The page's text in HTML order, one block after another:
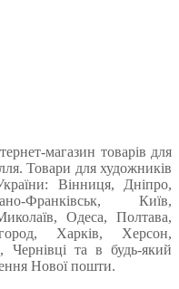
магазин товарів для
Товари для художників
Вінниця, Дніпро,
Франківськ, Київ,
Одеса, Полтава,
Харків, Херсон,
Чернівці та в будь-який
Нової пошти.